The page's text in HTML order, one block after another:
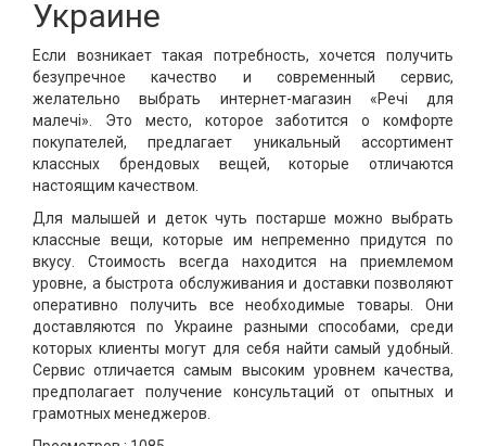
Украине
Если возникает такая потребность, хочется получить
безупречное качество и современный сервис,
желательно выбрать интернет-магазин «Речі для
малечі». Это место, которое заботится о комфорте
покупателей, предлагает уникальный ассортимент
классных брендовых вещей, которые отличаются
настоящим качеством.
Для малышей и деток чуть постарше можно выбрать
классные вещи, которые им непременно придутся по
вкусу. Стоимость всегда находится на приемлемом
уровне, а быстрота обслуживания и доставки позволяют
оперативно получить все необходимые товары. Они
доставляются по Украине разными способами, среди
которых клиенты могут для себя найти самый удобный.
Сервис отличается самым высоким уровнем качества,
предполагает получение консультаций от опытных и
грамотных менеджеров.